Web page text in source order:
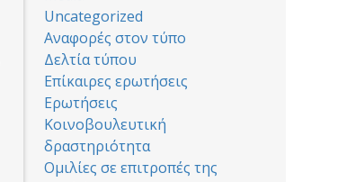
Uncategorized
Αναφορές στον τύπο
Δελτία τύπου
Επίκαιρες ερωτήσεις
Ερωτήσεις
Κοινοβουλευτική
δραστηριότητα
Ομιλίες σε επιτροπές της